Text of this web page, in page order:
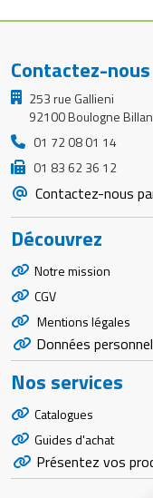
Contactez-nous
253 rue Gallieni
92100 Boulogne
01 72 08 01 14
01 83 62 36 12
Contactez-nous
Découvrez
Notre mission
CGV
Mentions légales
Données
Nos services
Catalogues
Guides d'achat
Présentez vos